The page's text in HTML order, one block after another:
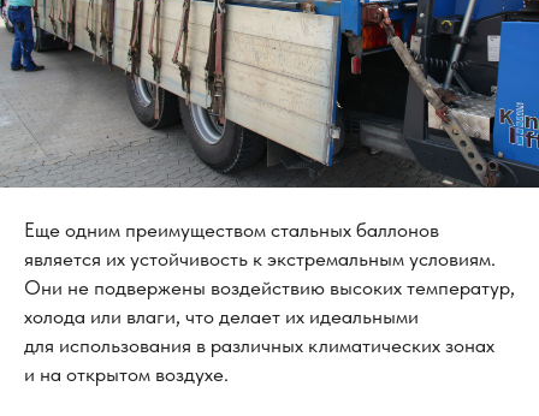
Еще одним преимуществом стальных баллонов
является их устойчивость к экстремальным условиям.
Они не подвержены воздействию высоких температур,
холода или влаги, что делает их идеальными
для использования в различных климатических зонах
и на открытом воздухе.